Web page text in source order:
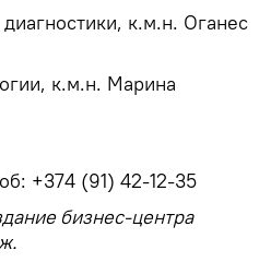
к.м.н. Оганес
к.м.н. Марина
+374 (91) 42-12-35
бизнес-центра